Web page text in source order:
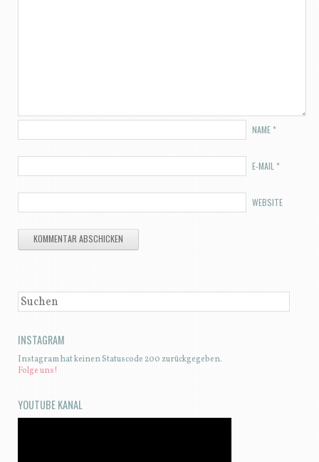
NAME*
E-MAIL *
WEBSITE
SUCHEN
INSTAGRAM
Instagram hat keinen Statuscode 200 zurückgegeben.
Folge uns!
YOUTUBE KANAL